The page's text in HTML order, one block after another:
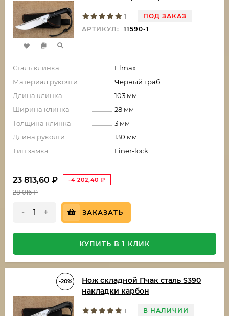
1
ПОД ЗАКАЗ
АРТИКУЛ:
11590-1
Сталь клинка
Elmax
Материал рукояти
Черный граб
Длина клинка
103 мм
Ширина клинка
28 мм
Толщина клинка
3 мм
Длина рукояти
130 мм
Тип замка
Liner-lock
23 813,60 ₽ -4 202,40 ₽
28 016₽
- + ЗАКАЗАТЬ
КУПИТЬ В 1 КЛИК
-20%
Нож складной Пчак сталь S390
накладки карбон
1
В НАЛИЧИИ